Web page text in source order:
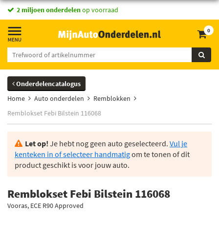
2 miljoen onderdelenop voorraad
0
Onderdelencatalogus
Home
Auto onderdelen
Remblokken
Remblokset Febi Bilstein 116068
Let op! Je hebt nog geen auto geselecteerd. Vul je
kenteken in of selecteer handmatigom te tonen of dit
product geschikt is voor jouw auto.
Remblokset Febi Bilstein 116068
Vooras, ECE R90 Approved